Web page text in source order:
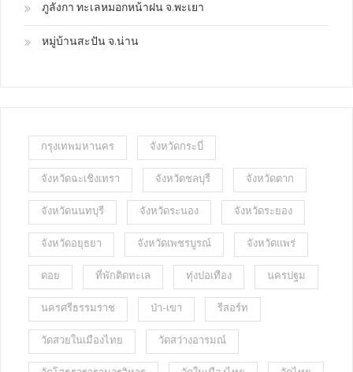
ภูลังกา ทะเลหมอกหน้าฝน จ.พะเยา
หมู่บ้านสะปัน จ.น่าน
กรุงเทพมหานคร จังหวัดกระบี่
จังหวัดฉะเชิงเทรา จังหวัดชลบุรี จังหวัดตาก
จังหวัดนนทบุรี จังหวัดระนอง จังหวัดระยอง
จังหวัดอยุธยา จังหวัดเพชรบูรณ์ จังหวัดแพร่
ดอย ที่พักติดทะเล ทุ่งปอเทือง นครปฐม
นครศรีธรรมราช ป่า-เขา รีสอร์ท
วัดสวยในเมืองไทย วัดสว่างอารมณ์